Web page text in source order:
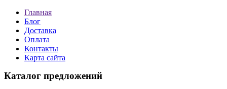
Главная
Блог
Доставка
Оплата
Контакты
Карта сайта
Каталог предложений